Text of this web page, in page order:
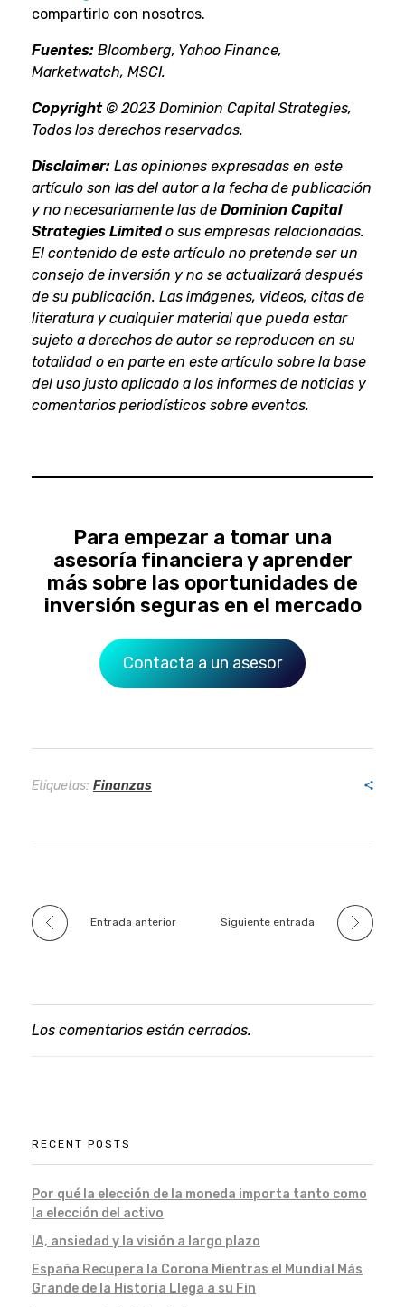
compartirlo con nosotros.
Fuentes: Bloomberg, Yahoo Finance,
Marketwatch, MSCI.
Copyright© 2023 Dominion Capital Strategies,
Todos los derechos reservados.
Disclaimer: Las opiniones expresadas en este
artículo son las del autor a la fecha de publicación
y no necesariamente las de Dominion Capital
Strategies Limitedo sus empresas relacionadas.
El contenido de este artículo no pretende ser un
consejo de inversión y no se actualizará después
de su publicación. Las imágenes, videos, citas de
literatura y cualquier material que pueda estar
sujeto a derechos de autor se reproducen en su
totalidad o en parte en este artículo sobre la base
del uso justo aplicado a los informes de noticias y
comentarios periodísticos sobre eventos.
Para empezar a tomar una
asesoría financiera y aprender
más sobre las oportunidades de
inversión seguras en el mercado
Contacta a un asesor
Etiquetas: Finanzas
Entrada anterior Siguiente entrada
Los comentarios están cerrados.
RECENT POSTS
Por qué la elección de la moneda importa tanto como
la elección del activo
IA, ansiedad y la visión a largo plazo
España Recupera la Corona Mientras el Mundial Más
Grande de la Historia Llega a su Fin